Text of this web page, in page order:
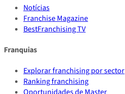
Notícias
Franchise Magazine
BestFranchising TV
Franquias
Explorar franchising por sector
Ranking franchising